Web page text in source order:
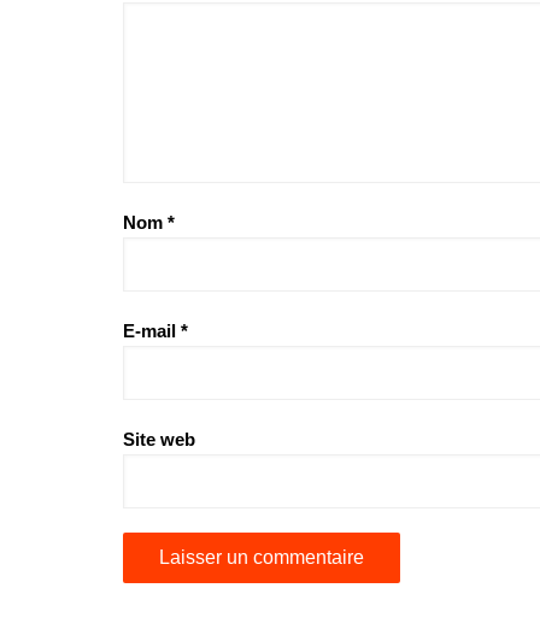
Nom *
E-mail *
Site web